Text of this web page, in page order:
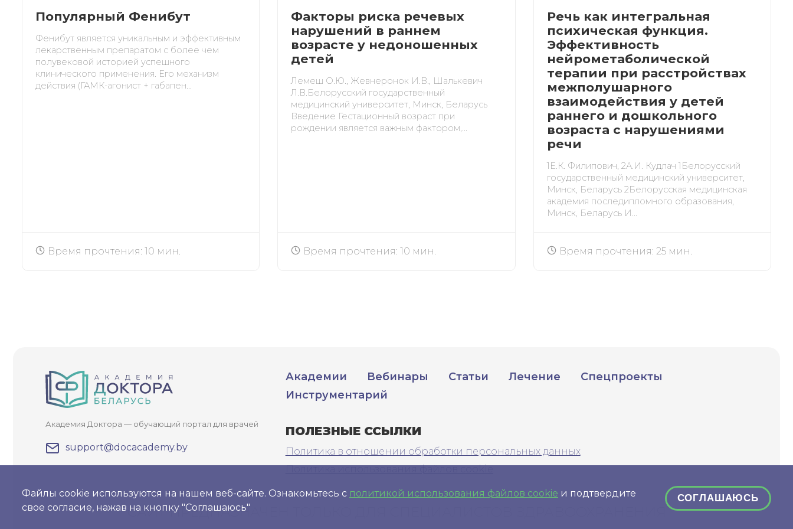
Популярный Фенибут
Фенибут является уникальным и эффективным
лекарственным препаратом с более чем
полувековой историей успешного
клинического применения. Его механизм
действия (ГАМК-агонист + габапен...
Время прочтения: 10 мин.
Факторы риска речевых
нарушений в раннем
возрасте у недоношенных
детей
Лемеш О.Ю., Жевнеронок И.В., Шалькевич
Л.В.Белорусский государственный
медицинский университет, Минск, Беларусь
Введение Гестационный возраст при
рождении является важным фактором,...
Время прочтения: 10 мин.
Речь как интегральная
психическая функция.
Эффективность
нейрометаболической
терапии при расстройствах
межполушарного
взаимодействия у детей
раннего и дошкольного
возраста с нарушениями
речи
1Е.К. Филипович, 2А.И. Кудлач 1Белорусский
государственный медицинский университет,
Минск, Беларусь 2Белорусская медицинская
академия последипломного образования,
Минск, Беларусь И...
Время прочтения: 25 мин.
Академия Доктора — обучающий портал для врачей
support@docacademy.by
Академии Вебинары Статьи Лечение
Спецпроекты
Инструментарий
ПОЛЕЗНЫЕ ССЫЛКИ
Политика в отношении обработки персональных данных
Политика использования файлов cookie
САЙТ ПРЕДНАЗНАЧЕН ТОЛЬКО ДЛЯ СПЕЦИАЛИСТОВ ЗДРАВООХРАНЕНИЯ
Файлы cookie используются на нашем веб-сайте. Ознакомьтесь с политикой использования файлов cookie и подтвердите
свое согласие, нажав на кнопку "Соглашаюсь"
СОГЛАШАЮСЬ